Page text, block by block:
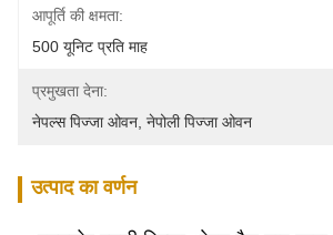
आपूर्ति की क्षमता:
500 यूनिट प्रति माह
प्रमुखता देना:
नेपल्स पिज्जा ओवन नेपोली पिज्जा ओवन
उत्पाद का वर्णन